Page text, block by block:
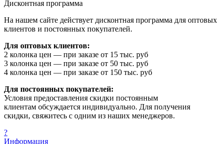
Дисконтная программа
На нашем сайте действует дисконтная программа для оптовых
клиентов и постоянных покупателей.
Для оптовых клиентов:
2 колонка цен — при заказе от 15 тыс. руб
3 колонка цен — при заказе от 50 тыс. руб
4 колонка цен — при заказе от 150 тыс. руб
Для постоянных покупателей:
Условия предоставления скидки постоянным
клиентам обсуждается индивидуально. Для получения
скидки, свяжитесь с одним из наших менеджеров.
?
Информация